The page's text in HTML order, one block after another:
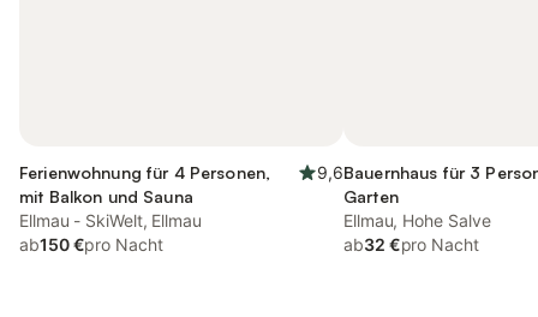
Ferienwohnung für 4 Personen,
mit Balkon und Sauna
9,6
Ellmau - SkiWelt, Ellmau
ab150 €pro Nacht
Bauernhaus für 3
Garten
Ellmau, Hohe Salve
ab32 €pro Nacht